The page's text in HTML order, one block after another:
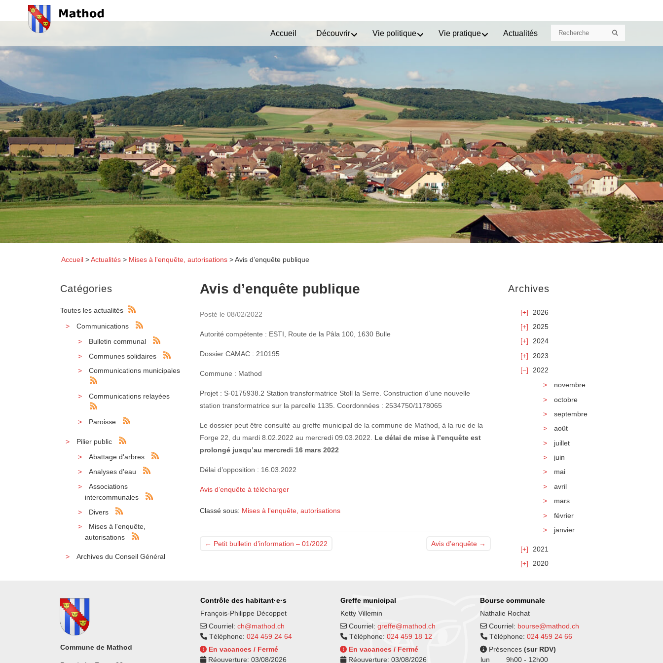
Accueil Découvrir Vie politique Vie pratique Actualités
Accueil > Actualités > Mises à l'enquête, autorisations > Avis d’enquête publique
Catégories
Toutes les actualités
Communications
Bulletin communal
Communes solidaires
Communications municipales
Communications relayées
Paroisse
Pilier public
Abattage d'arbres
Analyses d'eau
Associations
intercommunales
Divers
Mises à l'enquête,
autorisations
Archives du Conseil Général
Avis d’enquête publique
Posté le08/02/2022
Autorité compétente : ESTI, Route de la Pâla 100, 1630 Bulle
Dossier CAMAC : 210195
Commune : Mathod
Projet : S-0175938.2 Station transformatrice Stoll la Serre. Construction d’une nouvelle
station transformatrice sur la parcelle 1135. Coordonnées : 2534750/1178065
Le dossier peut être consulté au greffe municipal de la commune de Mathod, à la rue de la
Forge 22, du mardi 8.02.2022 au mercredi 09.03.2022. Le délai de mise à l’enquête est
prolongé jusqu’au mercredi 16 mars 2022
Délai d’opposition : 16.03.2022
Avis d’enquête à télécharger
Classé sous: Mises à l'enquête, autorisations
← Petit bulletin d’information – 01/2022 Avis d’enquête →
Archives
2026
2025
2024
2023
2022
novembre
octobre
septembre
août
juillet
juin
mai
avril
mars
février
janvier
2021
2020
Commune de Mathod
Contrôle des habitant·e·s
François-Philippe Décoppet
Courriel:ch@mathod.ch
Téléphone: 024 459 24 64
En vacances / Fermé
Réouverture: 03/08/2026
Greffe municipal
Ketty Villemin
Courriel:greffe@mathod.ch
Téléphone: 024 459 18 12
En vacances / Fermé
Réouverture: 03/08/2026
Bourse communale
Nathalie Rochat
Courriel: bourse@mathod.ch
Téléphone: 024 459 24 66
Présences(sur RDV)
lun
9h00 - 12h00